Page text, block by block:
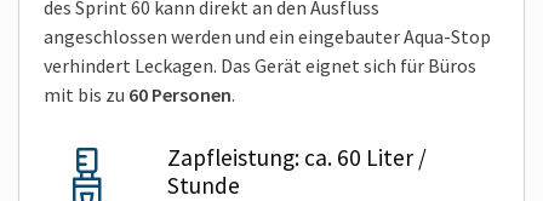
des Sprint 60 kann direkt an den Ausfluss
angeschlossen werden und ein eingebauter Aqua-Stop
verhindert Leckagen. Das Gerät eignet sich für Büros
mit bis zu 60 Personen.
Zapfleistung: ca. 60 Liter /
Stunde